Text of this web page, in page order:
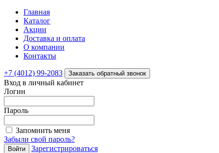
Главная
Каталог
Акции
Доставка и оплата
О компании
Контакты
+7 (4012) 99-2083 Заказать обратный звонок
Вход в личный кабинет
Логин
Пароль
Запомнить меня
Забыли свой пароль?
Зарегистрироваться